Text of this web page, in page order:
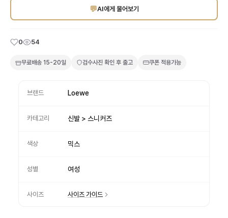
💬AI에게 물어보기
0 54
무료배송 15-20일 검수사진 확인 후 출고 쿠폰 적용가능
브랜드 Loewe
카테고리 신발 > 스니커즈
색상 믹스
성별 여성
사이즈 사이즈 가이드